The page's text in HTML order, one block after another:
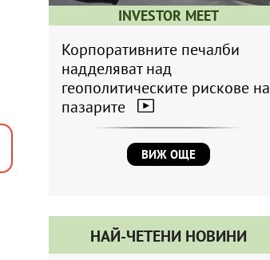
INVESTOR MEET
Корпоративните печалби
надделяват над
геополитическите рискове на
пазарите
ВИЖ ОЩЕ
НАЙ-ЧЕТЕНИ НОВИНИ